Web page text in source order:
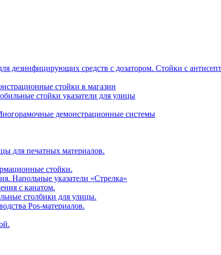
дезинфицирующих средств с дозатором. Стойки с
стойки в магазин
стойки указатели для улицы
демонстрационные системы
для печатных материалов.
стойки.
Напольные указатели «Стрелка»
с канатом.
столбики для улицы.
Pos-материалов.